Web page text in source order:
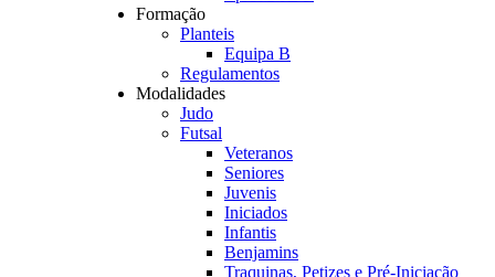
Formação
Planteis
Equipa B
Regulamentos
Modalidades
Judo
Futsal
Veteranos
Seniores
Juvenis
Iniciados
Infantis
Benjamins
Traquinas, Petizes e Pré-Iniciação